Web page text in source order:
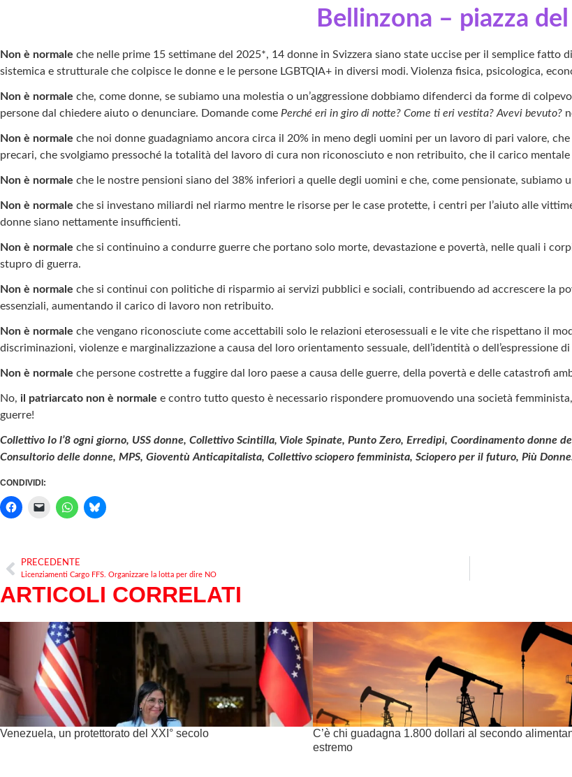
Bellinzona – piazza
Non è normale che nelle prime 15 settimane del 2025*, 14 donne in Svizzera siano state uccise per il semplice fatto
sistemica e strutturale che colpisce le donne e le persone LGBTQIA+ in diversi modi. Violenza fisica, psicologica,
Non è normale che, come donne, se subiamo una molestia o un’aggressione dobbiamo difenderci da forme di
persone dal chiedere aiuto o denunciare. Domande come Perché eri in giro di notte? Come ti eri vestita? Avevi bevuto?
Non è normale che noi donne guadagniamo ancora circa il 20% in meno degli uomini per un lavoro di pari valore,
precari, che svolgiamo pressoché la totalità del lavoro di cura non riconosciuto e non retribuito, che il carico mentale
Non è normale che le nostre pensioni siano del 38% inferiori a quelle degli uomini e che, come pensionate, subiamo
Non è normale che si investano miliardi nel riarmo mentre le risorse per le case protette, i centri per l’aiuto alle
donne siano nettamente insufficienti.
Non è normale che si continuino a condurre guerre che portano solo morte, devastazione e povertà, nelle quali i
stupro di guerra.
Non è normale che si continui con politiche di risparmio ai servizi pubblici e sociali, contribuendo ad accrescere la
essenziali, aumentando il carico di lavoro non retribuito.
Non è normale che vengano riconosciute come accettabili solo le relazioni eterosessuali e le vite che rispettano il
discriminazioni, violenze e marginalizzazione a causa del loro orientamento sessuale, dell’identità o dell’espressione
Non è normale che persone costrette a fuggire dal loro paese a causa delle guerre, della povertà e delle catastrofi
No, il patriarcato non è normale e contro tutto questo è necessario rispondere promuovendo una società
guerre!
Collettivo Io l’8 ogni giorno, USS donne, Collettivo Scintilla, Viole Spinate, Punto Zero, Erredipi, Coordinamento donne
Consultorio delle donne, MPS, Gioventù Anticapitalista, Collettivo sciopero femminista, Sciopero per il futuro, Più
CONDIVIDI:
PRECEDENTE
Licenziamenti Cargo FFS. Organizzare la lotta per dire NO
ARTICOLI CORRELATI
Venezuela, un protettorato del XXI° secolo
C’è chi guadagna 1.800 dollari al secondo
estremo